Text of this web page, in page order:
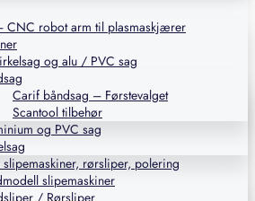
CNC robot arm til plasmaskjærer
og alu / PVC sag
Carif båndsag – Førstevalget
Scantool tilbehør
og PVC sag
slipemaskiner, rørsliper, polering
slipemaskiner
/ Rørsliper